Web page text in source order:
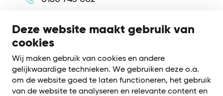
Deze website maakt gebruik van
cookies
Wij maken gebruik van cookies en andere
gelijkwaardige technieken. We gebruiken deze o.a.
om de website goed te laten functioneren, het gebruik
van de website te analyseren en relevante content en
Volg ons